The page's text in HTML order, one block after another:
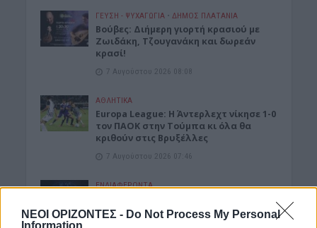
ΝΕΟΙ ΟΡΙΖΟΝΤΕΣ - Do Not Process My Personal
Information
ΓΕΎΣΗ - ΨΥΧΑΓΩΓΊΑ • ΔΉΜΟΣ ΠΛΑΤΑΝΙΆ
Βούβες: Διήμερη γιορτή κρασιού με
Ζωιδάκη, Τζουγανάκη και δωρεάν
κρασί!
7 Αυγούστου 2026 08:08
ΑΘΛΗΤΙΚΑ
Europa League: Η Άντερλεχτ νίκησε 1-0
τον ΠΑΟΚ στην Τούμπα κι όλα θα
κριθούν στις Βρυξέλλες
7 Αυγούστου 2026 07:46
ΕΝΔΙΑΦΕΡΟΝΤΑ
Αυγούστου